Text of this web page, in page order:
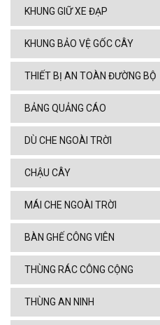
KHUNG GIỮ XE ĐẠP
KHUNG BẢO VỆ GỐC CÂY
THIẾT BỊ AN TOÀN ĐƯỜNG BỘ
BẢNG QUẢNG CÁO
DÙ CHE NGOÀI TRỜI
CHẬU CÂY
MÁI CHE NGOÀI TRỜI
BÀN GHẾ CÔNG VIÊN
THÙNG RÁC CÔNG CỘNG
THÙNG AN NINH